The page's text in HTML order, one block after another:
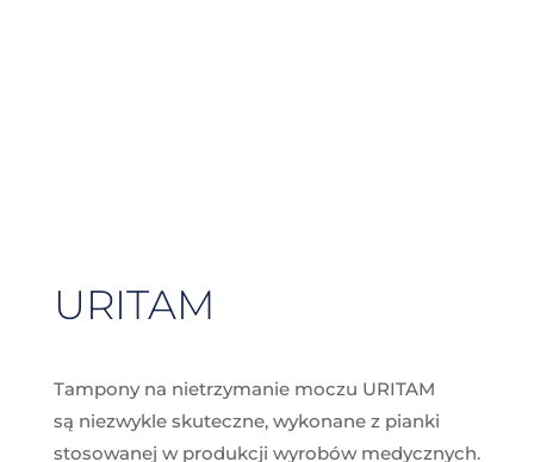
URITAM
Tampony na nietrzymanie moczu URITAM
są niezwykle skuteczne, wykonane z pianki
stosowanej w produkcji wyrobów medycznych.